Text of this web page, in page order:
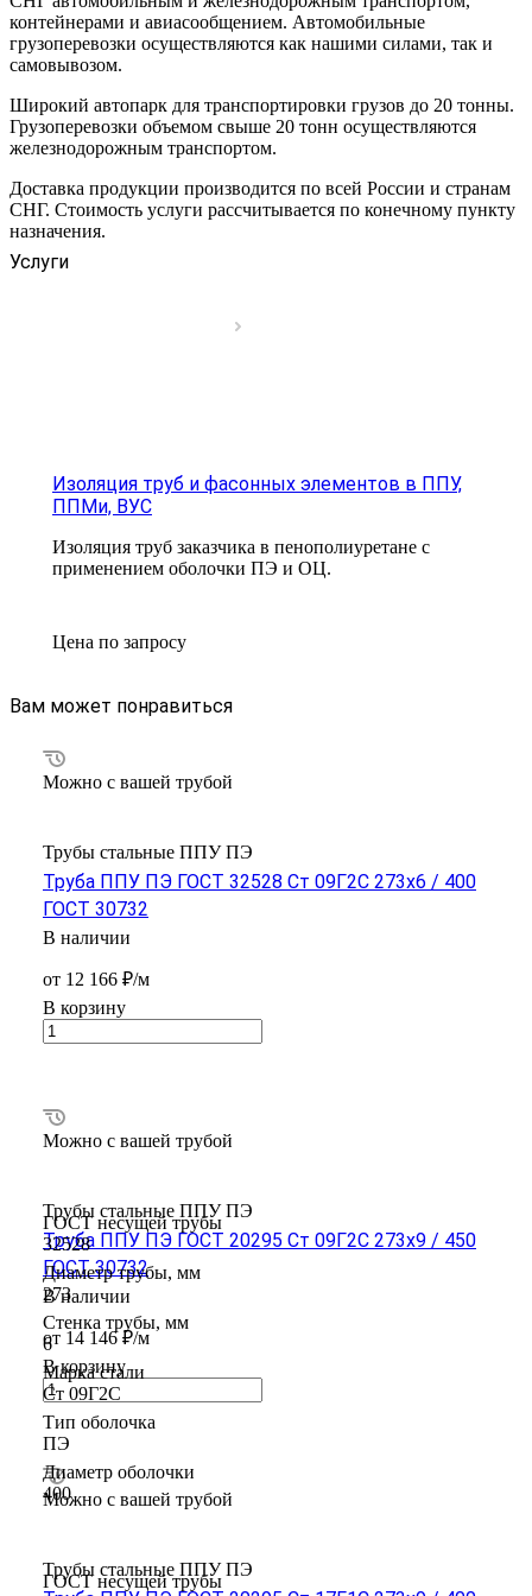
контейнерами и авиасообщением. Автомобильные
грузоперевозки осуществляются как нашими силами, так и
самовывозом.
Широкий автопарк для транспортировки грузов до 20 тонны.
Грузоперевозки объемом свыше 20 тонн осуществляются
железнодорожным транспортом.
Доставка продукции производится по всей России и странам
СНГ. Стоимость услуги рассчитывается по конечному пункту
назначения.
Услуги
Изоляция труб и фасонных элементов в ППУ,
ППМи, ВУС
Изоляция труб заказчика в пенополиуретане с
применением оболочки ПЭ и ОЦ.
Цена по запросу
Вам может понравиться
ГОСТ несущей трубы
32528
Диаметр трубы, мм
273
Стенка трубы, мм
6
Марка стали
Ст 09Г2С
Тип оболочка
ПЭ
Диаметр оболочки
400
Можно с вашей трубой
Трубы стальные ППУ ПЭ
Труба ППУ ПЭ ГОСТ 32528 Ст 09Г2С 273x6 / 400
ГОСТ 30732
В наличии
от 12 166 ₽/м
В корзину
ГОСТ несущей трубы
Можно с вашей трубой
Трубы стальные ППУ ПЭ
Труба ППУ ПЭ ГОСТ 20295 Ст 09Г2С 273x9 / 450
ГОСТ 30732
В наличии
от 14 146 ₽/м
В корзину
Можно с вашей трубой
Трубы стальные ППУ ПЭ